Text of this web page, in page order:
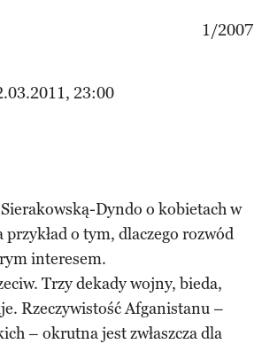
23:00
twitter
przyjaciela
Dyndo o kobietach w
o tym, dlaczego rozwód
interesem.
Trzy dekady wojny, bieda,
Rzeczywistość Afganistanu –
– okrutna jest zwłaszcza dla